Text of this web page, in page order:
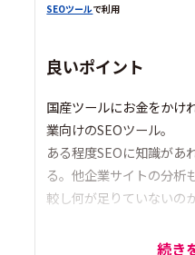
SEOツールで利用
良いポイント
国産ツールにお金をかけ
業向けのSEOツール。
ある程度SEOに知識があ
る。他企業サイトの分析
較し何が足りていないの
続き